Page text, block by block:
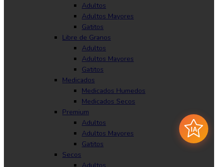
Adultos
Adultos Mayores
Gatitos
Libre de Granos
Adultos
Adultos Mayores
Gatitos
Medicados
Medicados Humedos
Medicados Secos
Premium
Adultos
Adultos Mayores
Gatitos
Secos
IA